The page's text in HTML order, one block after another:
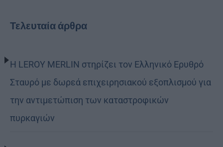
Τελευταία άρθρα
Η LEROY MERLIN στηρίζει τον Ελληνικό Ερυθρό
Σταυρό με δωρεά επιχειρησιακού εξοπλισμού για
την αντιμετώπιση των καταστροφικών
πυρκαγιών